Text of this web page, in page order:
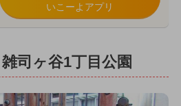
いこーよアプリ
司ヶ谷1丁目公園